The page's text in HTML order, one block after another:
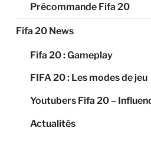
Précommande Fifa 20
Fifa 20 News
Fifa 20 : Gameplay
FIFA 20 : Les modes de jeu
Youtubers Fifa 20 –
Actualités